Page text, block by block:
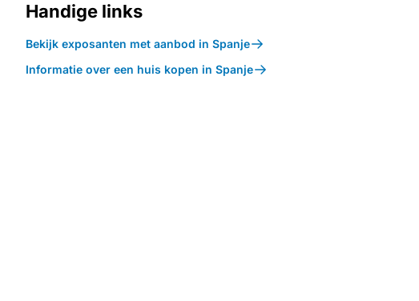
Handige links
Bekijk exposanten met aanbod in Spanje
Informatie over een huis kopen in Spanje